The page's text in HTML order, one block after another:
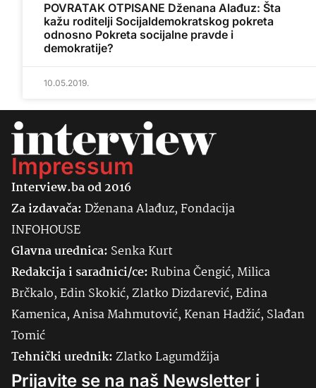
POVRATAK OTPISANE Dženana Alađuz: Šta
kažu roditelji Socijaldemokratskog pokreta
odnosno Pokreta socijalne pravde i
demokratije?
10.05.2019.
Impressum
Interview.ba od 2016
Za izdavača:Dženana Alađuz, Fondacija
INFOHOUSE
Glavna urednica: SenkaKurt
Redakcija i saradnici/ce:Rubina Čengić, Milica
Brčkalo, Edin Skokić, Zlatko Dizdarević, Edina
Kamenica, Anisa Mahmutović, Kenan Hadžić, Slađan
Tomić
Tehnički urednik:Zlatko Lagumdžija
Prijavite se na naš Newsletter i